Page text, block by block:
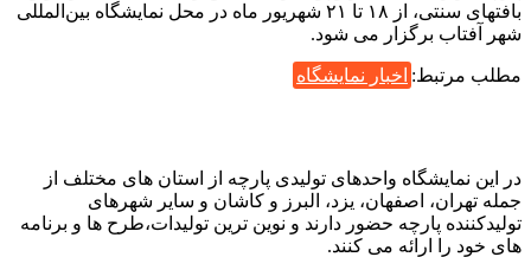
بافتهای سنتی، از ١٨ تا ٢١ شهریور ماه در محل نمایشگاه بین‌المللی
شهر آفتاب برگزار می شود.
مطلب مرتبط: اخبار نمایشگاه
در این نمایشگاه واحدهای تولیدی پارچه از استان های مختلف از
جمله تهران، اصفهان، یزد، البرز و کاشان و سایر شهرهای
تولیدکننده پارچه حضور دارند و نوین ترین تولیدات،طرح ها و برنامه
های خود را ارائه می کنند.